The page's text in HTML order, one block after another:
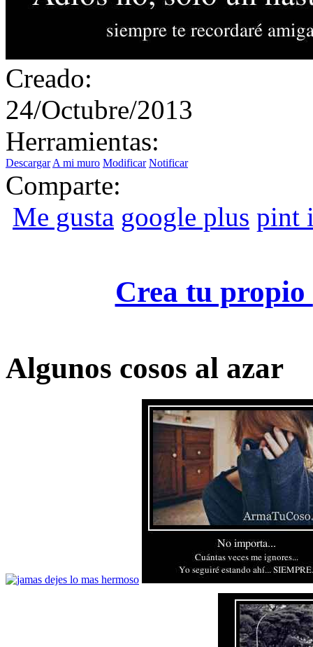
Creado:
24/Octubre/2013
Herramientas:
Descargar A mi muro Modificar Notificar
Comparte:
Me gusta google plus pint
Crea tu propio
Algunos cosos al azar